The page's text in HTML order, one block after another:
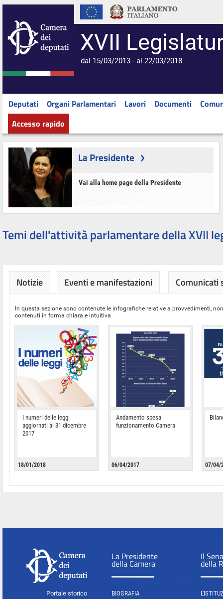
XVII
dal 15/03/2013 - al 22/03/2018
Deputati Organi Parlamentari Lavori Documenti
Accesso rapido
La Presidente
Vai alla home page della Presidente
Temi dell'attività parlamentare della XVII
Notizie Eventi e manifestazioni Comunicati
In questa sezione sono contenute le infografiche relative a provvedimenti,
contenuti in forma chiara e intuitiva
I numeri delle leggi
aggiornati al 31 dicembre
2017
18/01/2018
Andamento spesa
funzionamento Camera
06/04/2017 07/04/
Portale storico
La Presidente
della Camera
BIOGRAFIA
Il
della